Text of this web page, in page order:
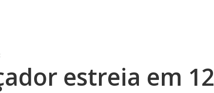
estreia em 12